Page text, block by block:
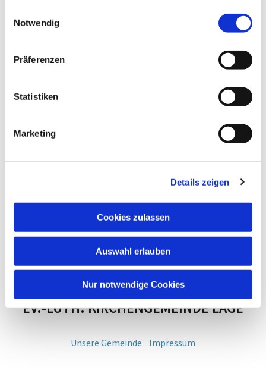
Notwendig
Präferenzen
Statistiken
Marketing
Details zeigen
Cookies zulassen
Auswahl erlauben
Nur notwendige Cookies
EV.-LUTH. KIRCHENGEMEINDE LAGE
Unsere Gemeinde Impressum